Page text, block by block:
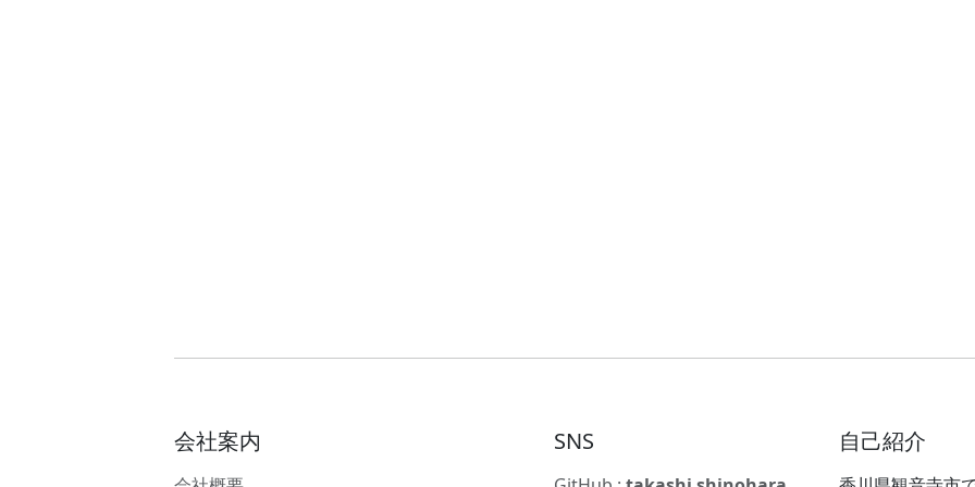
会社案内 SNS 自己紹介